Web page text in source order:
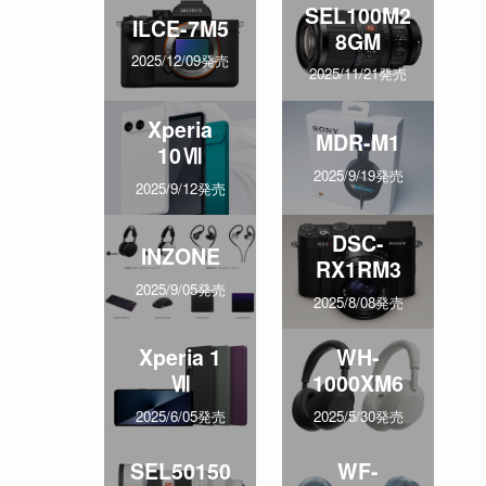
ILCE-7M5
2025/12/09発売
SEL100M2
8GM
2025/11/21発売
Xperia
10Ⅶ
2025/9/12発売
MDR-M1
2025/9/19発売
INZONE
2025/9/05発売
DSC-
RX1RM3
2025/8/08発売
Xperia 1
Ⅶ
2025/6/05発売
WH-
1000XM6
2025/5/30発売
SEL50150
WF-